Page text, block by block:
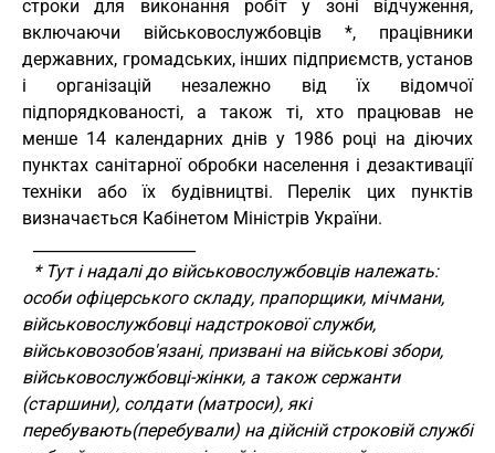
строки для виконання робіт у зоні відчуження,
включаючи військовослужбовців *, працівники
державних, громадських, інших підприємств, установ
і організацій незалежно від їх відомчої
підпорядкованості, а також ті, хто працював не
менше 14 календарних днів у 1986 році на діючих
пунктах санітарної обробки населення і дезактивації
техніки або їх будівництві. Перелік цих пунктів
визначається Кабінетом Міністрів України.
* Тут і надалі до військовослужбовців належать:
особи офіцерського складу, прапорщики, мічмани,
військовослужбовці надстрокової служби,
військовозобов'язані, призвані на військові збори,
військовослужбовці-жінки, а також сержанти
(старшини), солдати (матроси), які
перебувають(перебували) на дійсній строковій службі